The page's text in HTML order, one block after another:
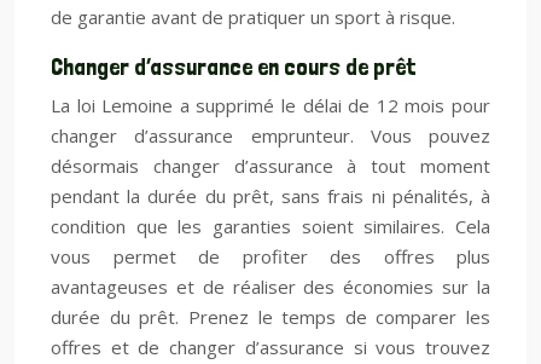
de garantie avant de pratiquer un sport à risque.
Changer d’assurance en cours de prêt
La loi Lemoine a supprimé le délai de 12 mois pour
changer d’assurance emprunteur. Vous pouvez
désormais changer d’assurance à tout moment
pendant la durée du prêt, sans frais ni pénalités, à
condition que les garanties soient similaires. Cela
vous permet de profiter des offres plus
avantageuses et de réaliser des économies sur la
durée du prêt. Prenez le temps de comparer les
offres et de changer d’assurance si vous trouvez